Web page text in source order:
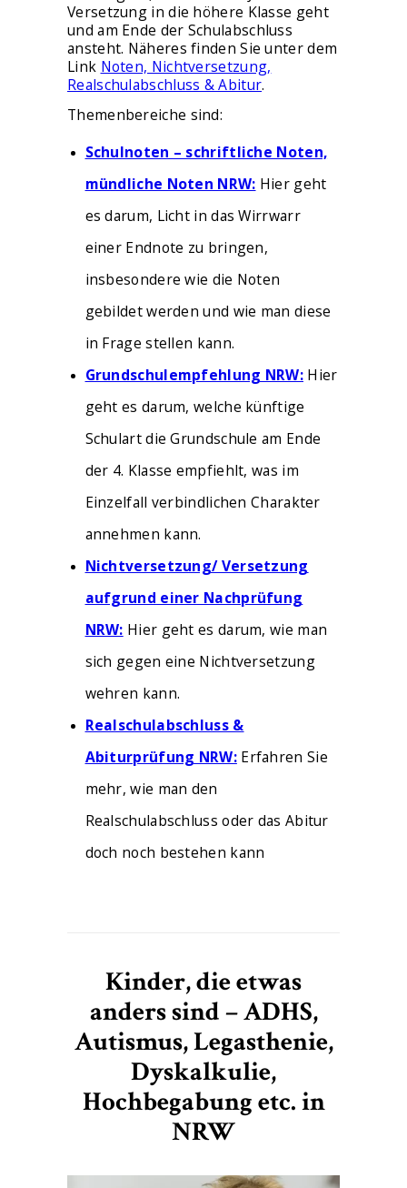
Versetzung in die höhere Klasse geht
und am Ende der Schulabschluss
ansteht. Näheres finden Sie unter dem
Link Noten, Nichtversetzung,
Realschulabschluss & Abitur.
Themenbereiche sind:
Schulnoten – schriftliche Noten,
mündliche Noten NRW: Hier geht
es darum, Licht in das Wirrwarr
einer Endnote zu bringen,
insbesondere wie die Noten
gebildet werden und wie man diese
in Frage stellen kann.
Grundschulempfehlung NRW: Hier
geht es darum, welche künftige
Schulart die Grundschule am Ende
der 4. Klasse empfiehlt, was im
Einzelfall verbindlichen Charakter
annehmen kann.
Nichtversetzung/ Versetzung
aufgrund einer Nachprüfung
NRW: Hier geht es darum, wie man
sich gegen eine Nichtversetzung
wehren kann.
Realschulabschluss &
Abiturprüfung NRW:Erfahren Sie
mehr, wie man den
Realschulabschluss oder das Abitur
doch noch bestehen kann
Kinder, die etwas
anders sind – ADHS,
Autismus, Legasthenie,
Dyskalkulie,
Hochbegabung etc. in
NRW